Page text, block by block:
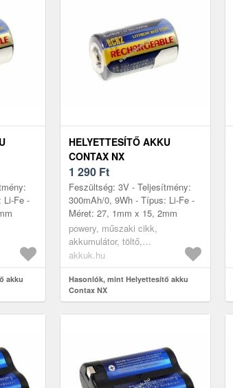
Li-Fe -
akku
HELYETTESÍTŐ AKKU
CONTAX NX
1 290 Ft
Feszültség: 3V - Teljesítmény:
300mAh/0, 9Wh - Típus: Li-Fe -
Méret: 27, 1mm x 15, 2mm
powery, műszaki cikk,
akkumulátor, töltő,
digitáliskamera akkumulátor
akkuk.hu
Hasonlók, mint Helyettesítő akku
Contax NX